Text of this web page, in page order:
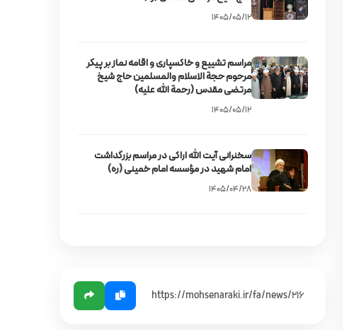
۱۴۰۵/۰۵/۱۲
مراسم تشییع و خاکسپاری و اقامه نماز بر پیکر
مرحوم حجة الاسلام والمسلمین حاج شیخ
مرتضی مقدس (رحمة الله علیه)
۱۴۰۵/۰۵/۱۲
سخنرانی آیت‌ الله اراکی در مراسم بزرگداشت
امام شهید در مؤسسه امام خمینی (ره)
۱۴۰۵/۰۴/۲۸